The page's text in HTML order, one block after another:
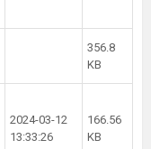
356.8
KB
2024-03-12
13:33:26
166.56
KB